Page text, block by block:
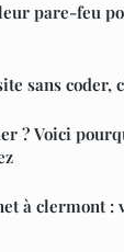
pare-feu
sans coder,
? Voici
à clermont :